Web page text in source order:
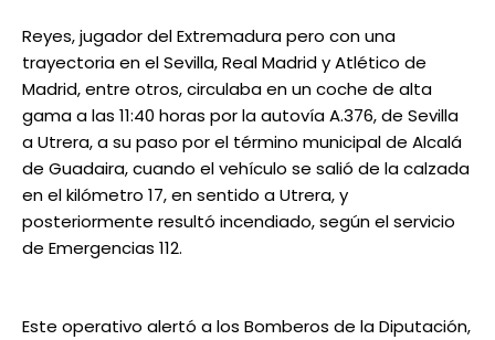
Reyes, jugador del Extremadura pero con una
trayectoria en el Sevilla, Real Madrid y Atlético de
Madrid, entre otros, circulaba en un coche de alta
gama a las 11:40 horas por la autovía A.376, de Sevilla
a Utrera, a su paso por el término municipal de Alcalá
de Guadaira, cuando el vehículo se salió de la calzada
en el kilómetro 17, en sentido a Utrera, y
posteriormente resultó incendiado, según el servicio
de Emergencias 112.
Este operativo alertó a los Bomberos de la Diputación,